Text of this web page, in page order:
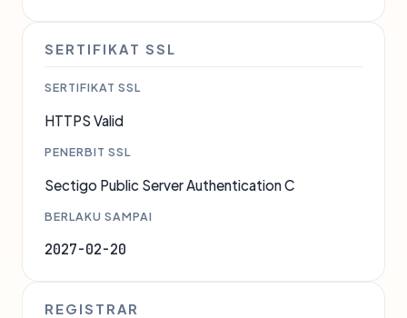
SERTIFIKAT SSL
SERTIFIKAT SSL
HTTPS Valid
PENERBIT SSL
Sectigo Public Server Authentication C
BERLAKU SAMPAI
2027-02-20
REGISTRAR